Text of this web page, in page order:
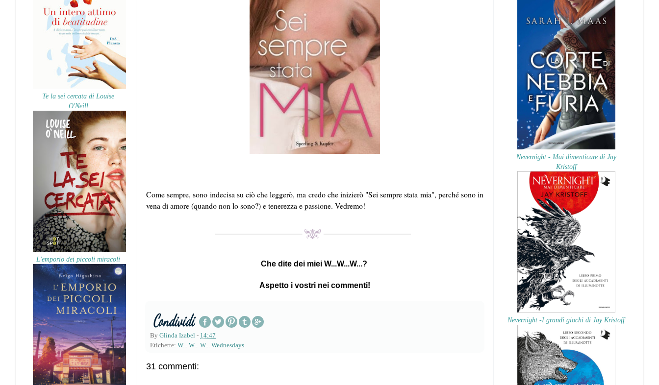
Come sempre, sono indecisa su ciò che leggerò, ma credo che inizierò "Sei sempre stata mia", perché sono in
vena di amore (quando non lo sono?) e tenerezza e passione. Vedremo!
Che dite dei miei W...W...W...?
Aspetto i vostri nei commenti!
By Glinda Izabel - 14:47
Etichette: W... W... W... Wednesdays
31 commenti:
Te la sei cercata di Louise
O'Neill
L'emporio dei piccoli miracoli
Nevernight - Mai dimenticare di Jay
Kristoff
Nevernight -I grandi giochi di Jay Kristoff